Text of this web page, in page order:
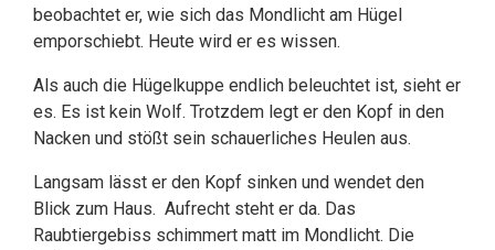
beobachtet er, wie sich das Mondlicht am Hügel
emporschiebt. Heute wird er es wissen.
Als auch die Hügelkuppe endlich beleuchtet ist, sieht er
es. Es ist kein Wolf. Trotzdem legt er den Kopf in den
Nacken und stößt sein schauerliches Heulen aus.
Langsam lässt er den Kopf sinken und wendet den
Blick zum Haus. Aufrecht steht er da. Das
Raubtiergebiss schimmert matt im Mondlicht. Die